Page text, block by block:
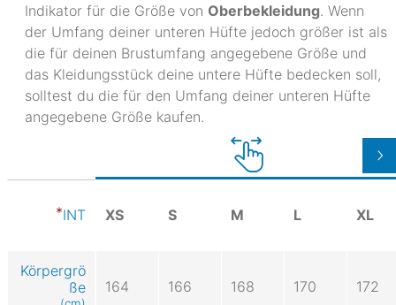
Indikator für die Größe von Oberbekleidung. Wenn
der Umfang deiner unteren Hüfte jedoch größer ist als
die für deinen Brustumfang angegebene Größe und
das Kleidungsstück deine untere Hüfte bedecken soll,
solltest du die für den Umfang deiner unteren Hüfte
angegebene Größe kaufen.
INT XS S M L XL
Körpergrö
ße
164 166 168 170 172